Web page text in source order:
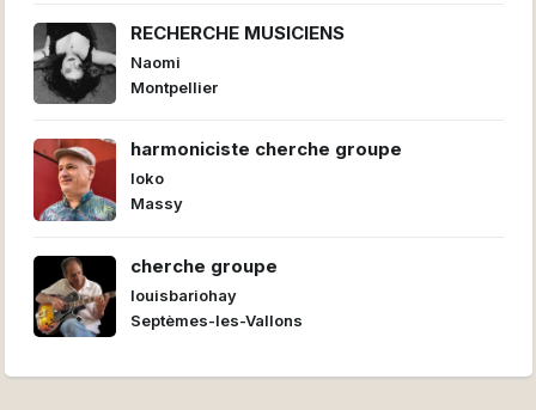
RECHERCHE MUSICIENS
Naomi
Montpellier
harmoniciste cherche groupe
loko
Massy
cherche groupe
louisbariohay
Septèmes-les-Vallons